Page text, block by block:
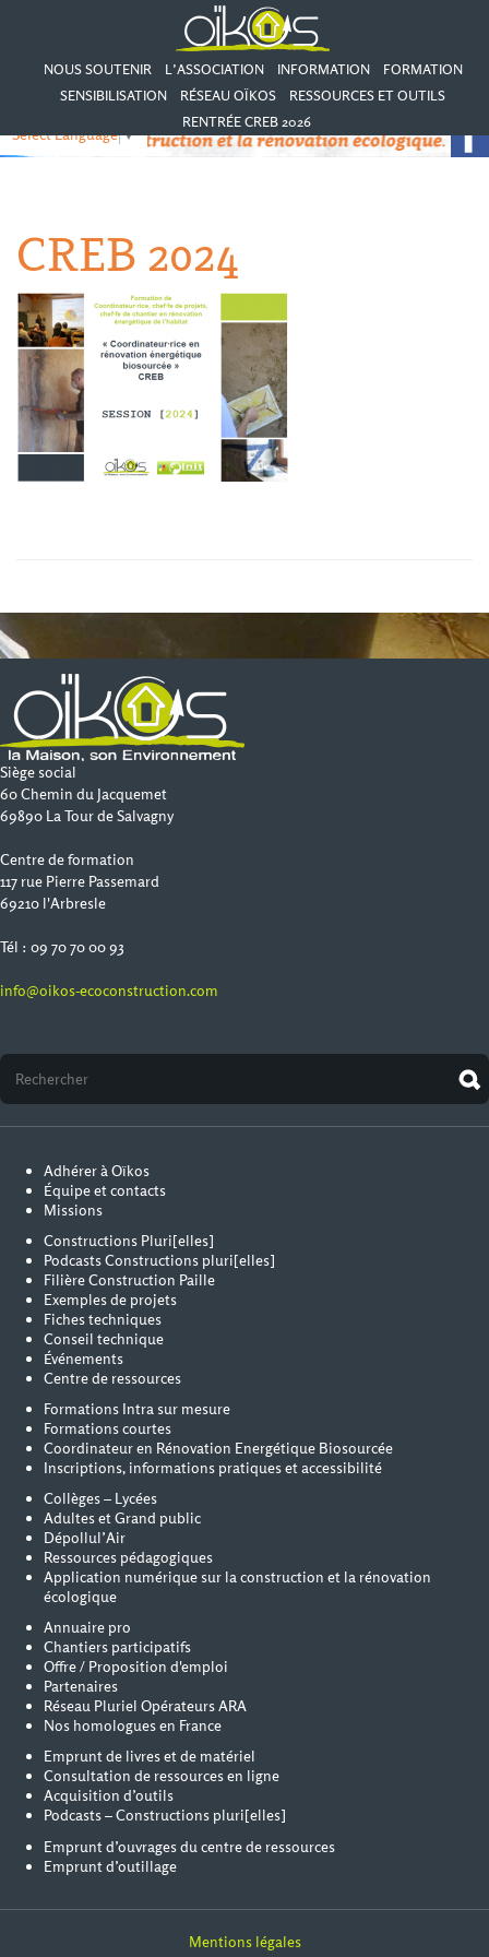
NOUS SOUTENIR L’ASSOCIATION INFORMATION
FORMATION
SENSIBILISATION
RÉSEAU OÏKOS
RESSOURCES ET OUTILS
RENTRÉE CREB 2026
Select Language▼
CREB 2024
Siège social
60 Chemin du Jacquemet
69890 La Tour de Salvagny
Centre de formation
117 rue Pierre Passemard
69210 l'Arbresle
Tél : 09 70 70 00 93
info@oikos-ecoconstruction.com
Adhérer à Oïkos
Équipe et contacts
Missions
Constructions Pluri[elles]
Podcasts Constructions pluri[elles]
Filière Construction Paille
Exemples de projets
Fiches techniques
Conseil technique
Événements
Centre de ressources
Formations Intra sur mesure
Formations courtes
Coordinateur en Rénovation Energétique Biosourcée
Inscriptions, informations pratiques et accessibilité
Collèges – Lycées
Adultes et Grand public
Dépollul’Air
Ressources pédagogiques
Application numérique sur la construction et la rénovation
écologique
Annuaire pro
Chantiers participatifs
Offre / Proposition d'emploi
Partenaires
Réseau Pluriel Opérateurs ARA
Nos homologues en France
Emprunt de livres et de matériel
Consultation de ressources en ligne
Acquisition d’outils
Podcasts – Constructions pluri[elles]
Emprunt d’ouvrages du centre de ressources
Emprunt d’outillage
Mentions légales